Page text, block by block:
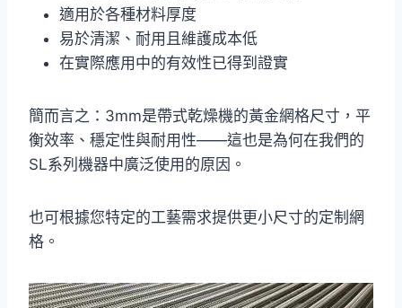
適用於各種材料厚度
易於清潔、耐用且維護成本低
在實際應用中的有效性已得到證實
簡而言之：3mm是帶式乾燥機的黃金網格尺寸，平
衡效率、穩定性與耐用性——這也是為何在我們的
SL系列機器中廣泛使用的原因。
也可根據您特定的工藝需求提供更小尺寸的定制網
格。